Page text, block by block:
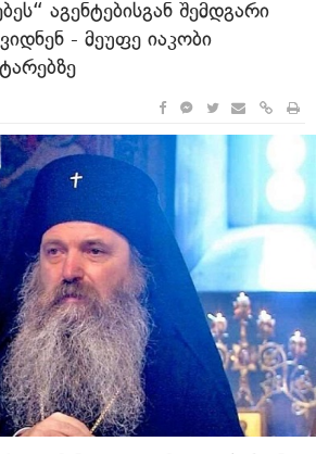
აგენტებისგან შემდგარი
- მეუფე იაკობი